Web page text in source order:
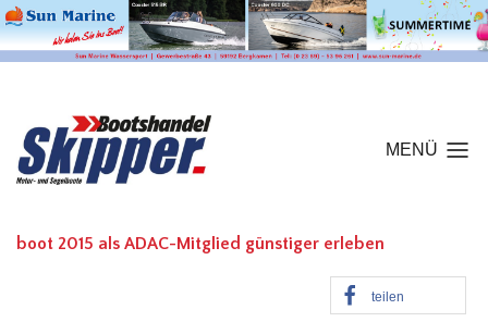
MENÜ
boot 2015 als ADAC-Mitglied günstiger erleben
teilen